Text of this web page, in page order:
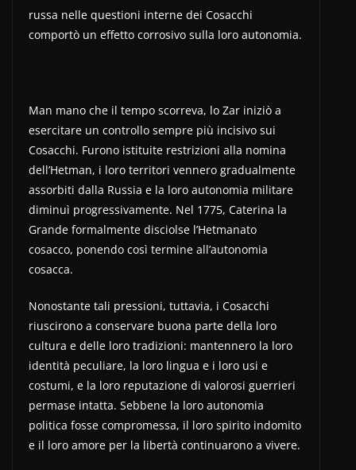
russa nelle questioni interne dei Cosacchi
comportò un effetto corrosivo sulla loro autonomia.
Man mano che il tempo scorreva, lo Zar iniziò a
esercitare un controllo sempre più incisivo sui
Cosacchi. Furono istituite restrizioni alla nomina
dell’Hetman, i loro territori vennero gradualmente
assorbiti dalla Russia e la loro autonomia militare
diminuì progressivamente. Nel 1775, Caterina la
Grande formalmente disciolse l’Hetmanato
cosacco, ponendo così termine all’autonomia
cosacca.
Nonostante tali pressioni, tuttavia, i Cosacchi
riuscirono a conservare buona parte della loro
cultura e delle loro tradizioni: mantennero la loro
identità peculiare, la loro lingua e i loro usi e
costumi, e la loro reputazione di valorosi guerrieri
permase intatta. Sebbene la loro autonomia
politica fosse compromessa, il loro spirito indomito
e il loro amore per la libertà continuarono a vivere.